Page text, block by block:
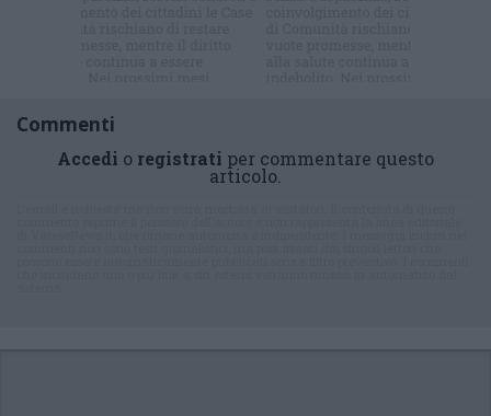
Commenti
Accedi o registrati per commentare questo
articolo.